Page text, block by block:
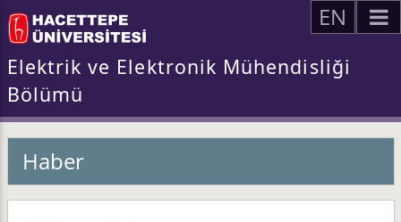
EN
Elektrik ve Elektronik Mühendisliği
Bölümü
Haber